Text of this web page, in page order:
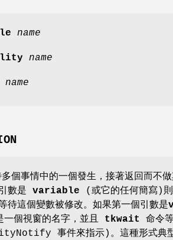
name
name
name
個事情中的一個發生，接著返回而不
數是 variable (或它的任何簡寫)則
待這個變數被修改。如果第一個引數是
個視窗的名字，並且 tkwait
命令
事件來指示)。這種形式典型